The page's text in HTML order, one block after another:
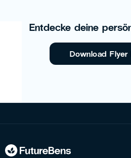
Entdecke deine
Download Flyer